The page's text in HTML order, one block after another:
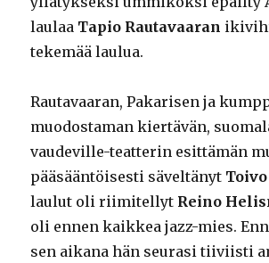
laulaa Tapio Rautavaaran
tekemää laulua.
Rautavaaran, Pakarisen ja
muodostaman kiertävän,
vaudeville-teatterin esittämän
pääsääntöisesti säveltänyt
laulut oli riimitellyt Reino
oli ennen kaikkea jazz-mies.
sen aikana hän seurasi tiiviisti